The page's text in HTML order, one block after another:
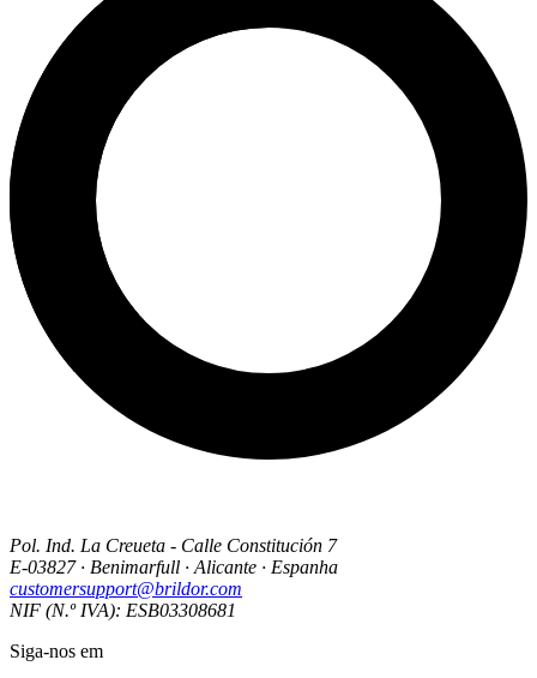
Pol. Ind. La Creueta - Calle Constitución 7
E-03827 · Benimarfull · Alicante · Espanha
customersupport@brildor.com
NIF (N.º IVA): ESB03308681
Siga-nos em